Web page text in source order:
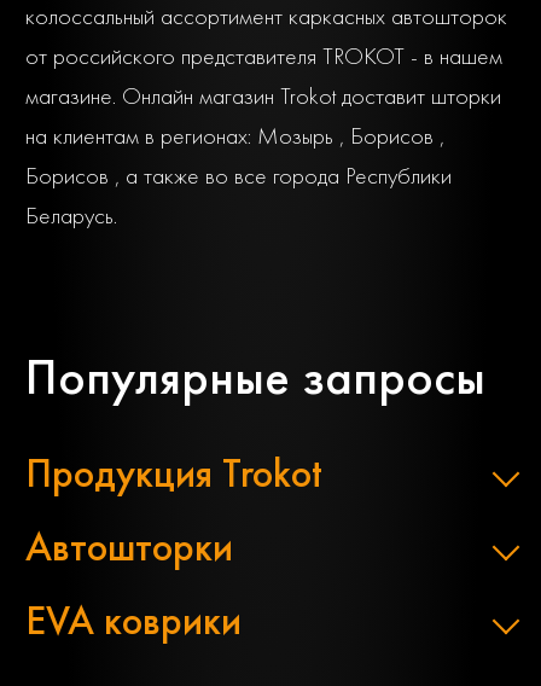
колоссальный ассортимент каркасных автошторок
от российского представителя TROKOT - в нашем
магазине. Онлайн магазин Trokot доставит шторки
на клиентам в регионах: Мозырь , Борисов ,
Борисов , а также во все города Республики
Беларусь.
Популярные запросы
Продукция Trokot
Автошторки
EVA коврики